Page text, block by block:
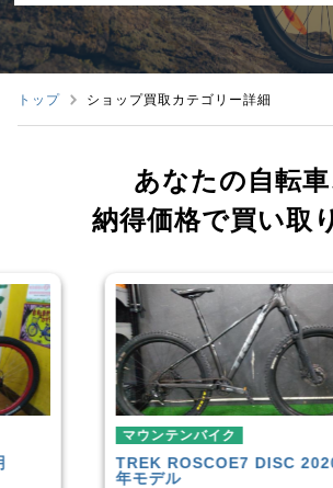
トップ ショップ買取カテゴリー詳細
あなたの自転車
納得価格で買い取
21
マウンテンバイク
Rocky Mountain Element
Carbon30 2022年モデル